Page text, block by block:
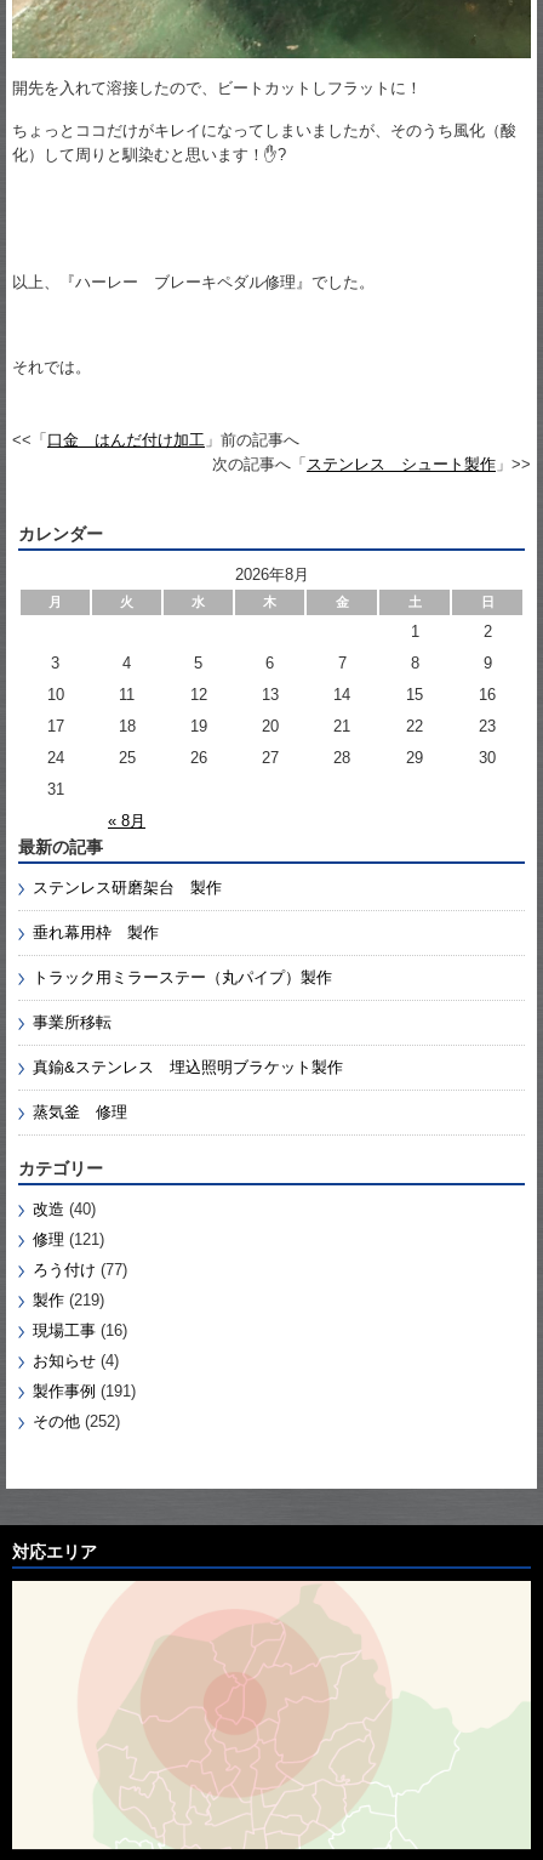
開先を入れて溶接したので、ビートカットしフラットに！
ちょっとココだけがキレイになってしまいましたが、そのうち風化（酸
化）して周りと馴染むと思います！✋?
以上、『ハーレー ブレーキペダル修理』でした。
それでは。
<<「口金 はんだ付け加工 」前の記事へ
次の記事へ「 ステンレス シュート製作 」>>
カレンダー
2026年8月
月 火 水 木 金 土 日
« 8月
1
2
3
4 5 6 7 8
9
10
11 12 13 14 15
16
17
18 19 20 21 22
23
24
25 26 27 28 29
30
31
最新の記事
ステンレス研磨架台 製作
垂れ幕用枠 製作
トラック用ミラーステー（丸パイプ）製作
事業所移転
真鍮&ステンレス 埋込照明ブラケット製作
蒸気釜 修理
カテゴリー
改造 (40)
修理 (121)
ろう付け (77)
製作 (219)
現場工事 (16)
お知らせ (4)
製作事例 (191)
その他 (252)
対応エリア